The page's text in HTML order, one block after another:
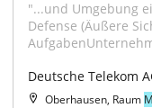
"...und Umgebung
Defense (Äußere
Deutsche Telekom
Oberhausen, Raum